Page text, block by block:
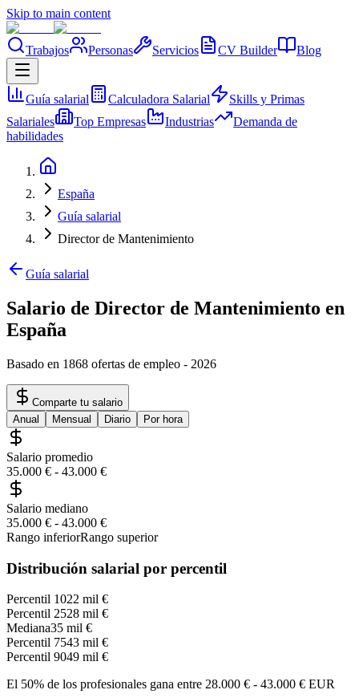
Skip to main content
Trabajos Personas Servicios CV Builder Blog
Guía salarial Calculadora Salarial
Skills y Primas
Salariales
Top Empresas Industrias
Demanda de
habilidades
España
Guía salarial
Director de Mantenimiento
Guía salarial
Salario de Director de Mantenimiento en
España
Basado en 1868 ofertas de empleo - 2026
Comparte tu salario
Anual
Mensual Diario Por hora
Salario promedio
35.000 € - 43.000 €
Salario mediano
35.000 € - 43.000 €
Rango inferiorRango superior
Distribución salarial por percentil
Percentil 1022 mil €
Percentil 2528 mil €
Mediana35 mil €
Percentil 7543 mil €
Percentil 9049 mil €
El 50% de los profesionales gana entre 28.000 € - 43.000 € EUR